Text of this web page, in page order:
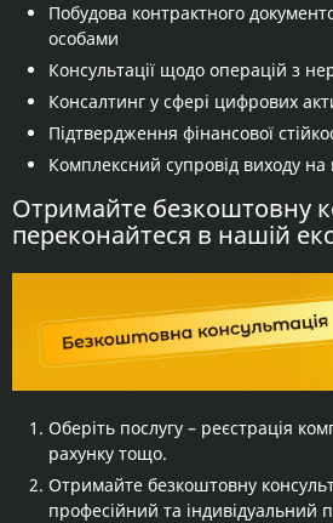
Побудова контрактного
особами
Консультації щодо операцій з
Консалтинг у сфері цифрових
Підтвердження фінансової
Комплексний супровід виходу
Отримайте безкоштовну
переконайтеся в нашій
Оберіть послугу – реєстрація
рахунку тощо.
Отримайте безкоштовну
професійний та індивідуальний